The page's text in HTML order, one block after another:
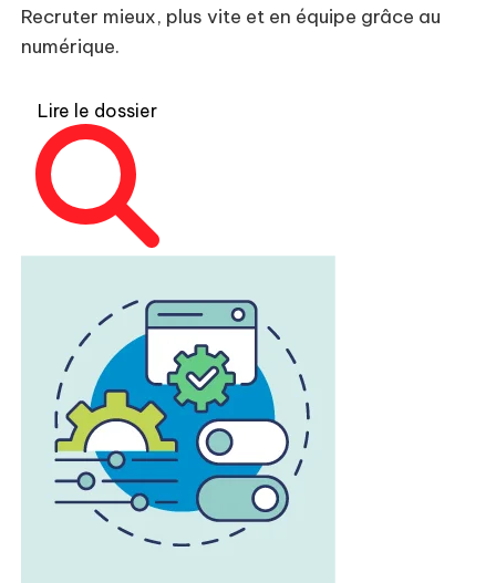
Recruter mieux, plus vite et en équipe grâce au
numérique.
Lire le dossier